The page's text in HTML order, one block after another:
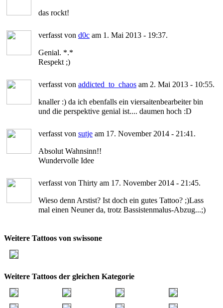
das rockt!
verfasst von d0c am 1. Mai 2013 - 19:37.
Genial. *.*
Respekt ;)
verfasst von addicted_to_chaos am 2. Mai 2013 - 10:55.
knaller :) da ich ebenfalls ein viersaitenbearbeiter bin
und die perspektive genial ist.... daumen hoch :D
verfasst von sutje am 17. November 2014 - 21:41.
Absolut Wahnsinn!!
Wundervolle Idee
verfasst von Thirty am 17. November 2014 - 21:45.
Wieso denn Arstist? Ist doch ein gutes Tattoo? ;)Lass
mal einen Neuner da, trotz Bassistenmalus-Abzug...;)
Weitere Tattoos von swissone
Weitere Tattoos der gleichen Kategorie